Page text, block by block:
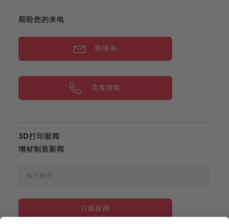
期盼您的来电
联络表
直接致电
3D打印新闻
增材制造新闻
订阅新闻